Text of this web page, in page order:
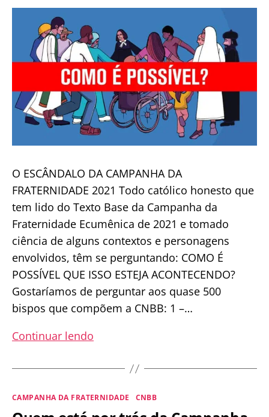
com
Teologia
da
Libertação
publicação
O ESCÂNDALO DA CAMPANHA DA
FRATERNIDADE 2021 Todo católico honesto que
tem lido do Texto Base da Campanha da
Fraternidade Ecumênica de 2021 e tomado
ciência de alguns contextos e personagens
envolvidos, têm se perguntando: COMO É
POSSÍVEL QUE ISSO ESTEJA ACONTECENDO?
Gostaríamos de perguntar aos quase 500
bispos que compõem a CNBB: 1 –…
Continuar lendo
da
da
Categorias
CAMPANHA DA FRATERNIDADE CNBB